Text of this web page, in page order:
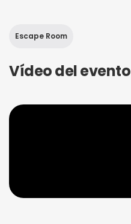
Escape Room
Vídeo del evento